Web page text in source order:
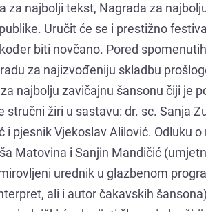
za najbolji tekst, Nagrada za
Uručit će se i prestižno
biti novčano. Pored
za najizvođeniju skladbu
najbolju zavičajnu šansonu čiji je
žiri u sastavu: dr. sc. Sanja
i pjesnik Vjekoslav Alilović. Odluku
Matovina i Sanjin Mandičić
urednik u glazbenom
ali i autor čakavskih